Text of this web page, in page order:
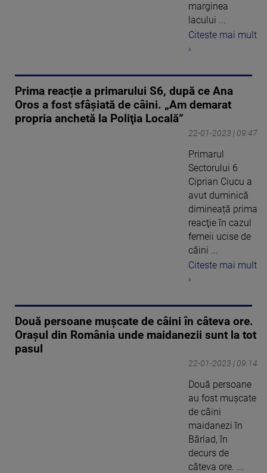
marginea
lacului ...
Citeste mai mult
›
Prima reacție a primarului S6, după ce Ana
Oros a fost sfâșiată de câini. „Am demarat
propria anchetă la Poliţia Locală”
22-01-2023 | 09:47
Primarul
Sectorului 6
Ciprian Ciucu a
avut duminică
dimineață prima
reacţie în cazul
femeii ucise de
câini ...
Citeste mai mult
›
Două persoane mușcate de câini în câteva ore.
Orașul din România unde maidanezii sunt la tot
pasul
22-01-2023 | 09:14
Două persoane
au fost mușcate
de câini
maidanezi în
Bârlad, în
decurs de
câteva ore. ...